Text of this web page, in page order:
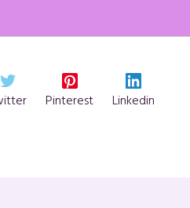
Pinterest Linkedin